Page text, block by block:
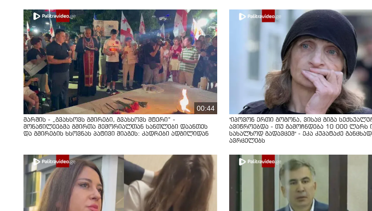
00:44
მარშის - „გვახსოვს გმირები, გვახსოვს მტერი” -
მონაწილეებმა გმირთა მემორიალთან სანთლები დაანთეს
და გმირების ხსოვნას პატივი მიაგეს: კადრები ადგილიდან
"იპოვონ ერთი გოგონა, ვისაც გიგა
ავიწროებდა - თუ გამოჩნდება 10 000 ლარს
სახალხოდ გადავცემ" - ეკა კუპატაძე
ავრცელებს